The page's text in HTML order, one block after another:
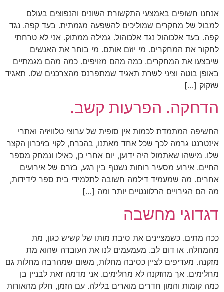
אנחנו חשופים באמצעי התקשורת השונים והנפוצים בעולם
למבול של מחקרים שמוליכים להשפעה מגמתית. בעד קפה. נגד
קפה. בעד אלכוהול נגד אלכוהול. גמילה ממתוק. אני לא טרחתי
לחקור את המחקרים. מי יוזם אותם. מי בוחר את האנשים
שיבצעו את המחקרים. כמה מהם מזויפים. כמה מהם מגמתיים
באופן בוטה וציני לשרת תאגיד שמתפרנס מהצרכנים שלו. תאגיד
שזקוק […]
הדחקה. הפרעות קשב.
החשיפה המתמדת לכמות אין סופית של ערוצי טלוויזיה ואתרי
אינטרנט גרמה לכך שכל אחד מאתנו, בהכרח, לקוי בזיכרון הקצר
שלו. מישהו שאתמול היה ידוען, יום אחרי כן, כאילו ונמחק מספר
החיים. אירוע מסעיר רוחות נשטף בין רגע, בזרם של אירועים
אחרים. מה שמעמיד דילמה חשובה לתלמידי בית ספר לידידות,
מה הם הגירויים הרלוונטיים יותר ומה […]
דגדוגי מחשבה
ככה מתים. כשמציינים את סיבת מותו של קשיש כגון, מת
מהמחלה. או דום לב. מעמעמים לנו את העובדה שהוא מת
מזקנה. מעדיפים לציין כסיבה מחלות, משום שמהרבה מחלות גם
מחלימים. אך מהזקנה לא מחלימים. אני מדמה זאת לבניין בן
כמה קומות והמון חדרים מוארים בלילה. עם הזמן, חלק מהאורות